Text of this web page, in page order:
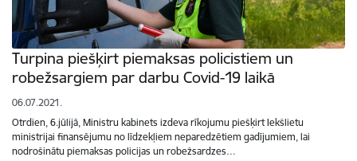
Turpina piešķirt piemaksas policistiem un
robežsargiem par darbu Covid-19 laikā
06.07.2021.
Otrdien, 6.jūlijā, Ministru kabinets izdeva rīkojumu piešķirt Iekšlietu
ministrijai finansējumu no līdzekļiem neparedzētiem gadījumiem, lai
nodrošinātu piemaksas policijas un robežsardzes…